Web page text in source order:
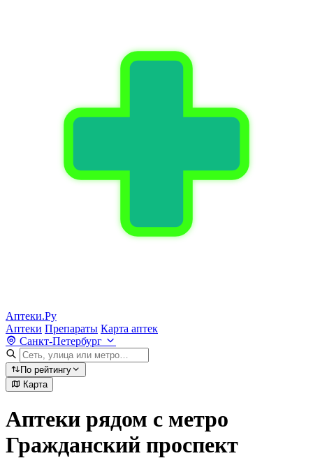
Аптеки.Ру
Аптеки Препараты Карта аптек
Санкт-Петербург
По рейтингу
Карта
Аптеки рядом с метро
Гражданский проспект